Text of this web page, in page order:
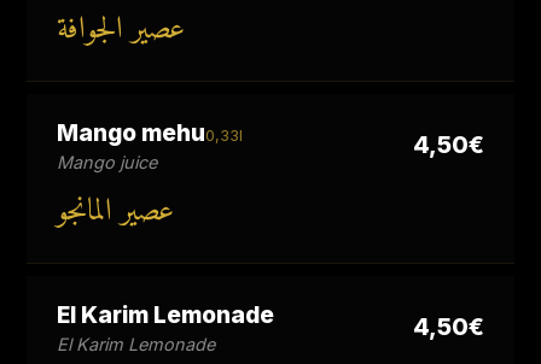
عصير الجوافة
Mango mehu0,33l
Mango juice
عصير المانجو
4,50€
El Karim Lemonade
El Karim Lemonade
4,50€